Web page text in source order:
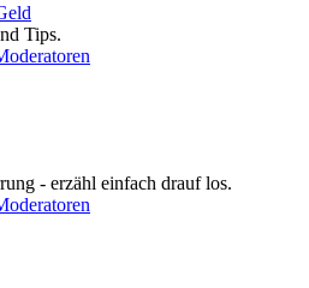
Tips.
- erzähl einfach drauf los.